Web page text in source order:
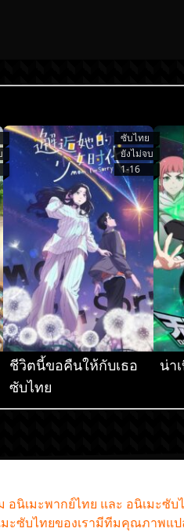
ซับไทย
ยังไม่จบ
1-16
ชีวิตนี้ขอคืนให้กับเธอ
ซับไทย
น่า
นิเมะพากย์ไทย และ อนิเมะซั
ซับไทยของเรามีทีมคุณภาพแป